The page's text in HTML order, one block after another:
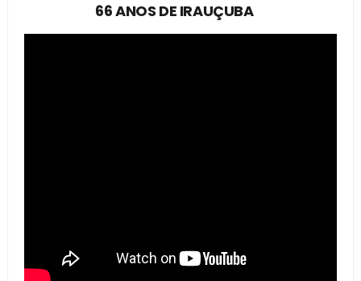
66 ANOS DE IRAUÇUBA